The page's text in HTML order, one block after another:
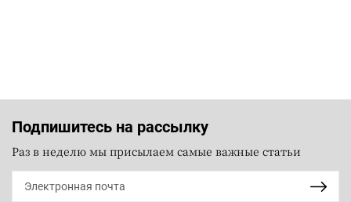
Подпишитесь на рассылку
Раз в неделю мы присылаем самые важные статьи